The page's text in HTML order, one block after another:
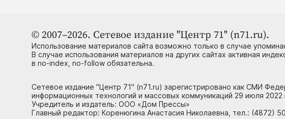
© 2007–2026. Сетевое издание "Центр 71" (n71.ru).
Использование материалов сайта возможно только в случае
В случае использования материалов на других сайтах активная
в no-index, no-follow обязательна.
Сетевое издание "Центр 71" (n71.ru) зарегистрировано как СМИ
информационных технологий и массовых коммуникаций 29 июля
Учредитель и издатель: ООО «Дом Прессы»
Главный редактор: Коренюгина Анастасия Николаевна, тел.: (4872)